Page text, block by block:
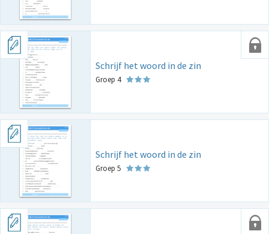
Schrijf het woord in de zin
Groep 4
Schrijf het woord in de zin
Groep 5